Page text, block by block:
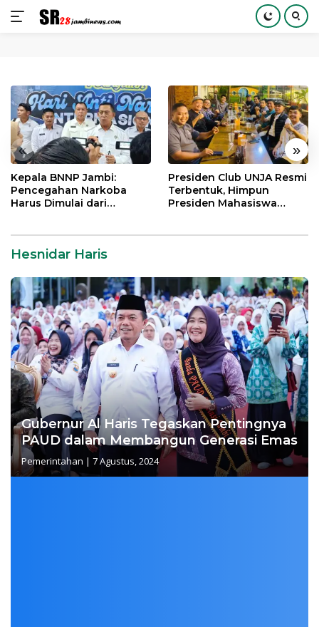
konten
« »
Kepala BNNP Jambi:
Pencegahan Narkoba
Harus Dimulai dari
Presiden Club UNJA Resmi
Terbentuk, Himpun
Presiden Mahasiswa
Hesnidar Haris
Gubernur Al Haris Tegaskan Pentingnya
PAUD dalam Membangun Generasi Emas
Pemerintahan | 7 Agustus, 2024